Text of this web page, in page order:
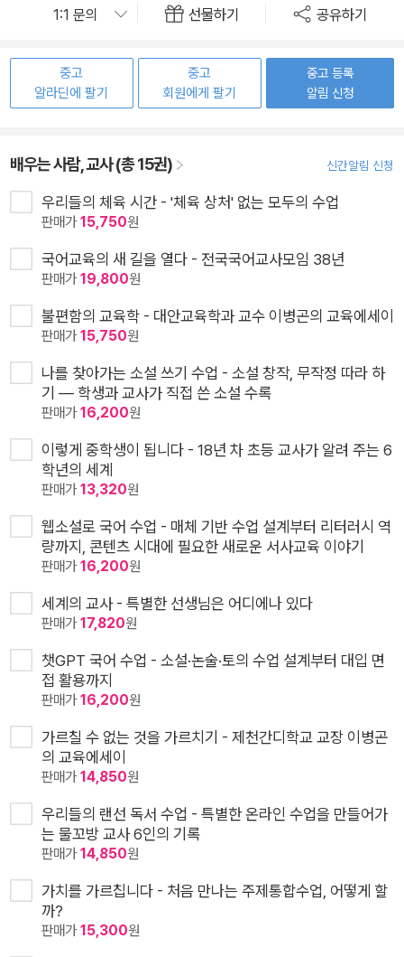
선물하기 공유하기
중고
알라딘에 팔기
중고
회원에게 팔기
중고 등록
알림 신청
배우는 사람, 교사 (총 15권) 신간알림 신청
우리들의 체육 시간 - '체육 상처' 없는 모두의 수업
판매가15,750원
국어교육의 새 길을 열다 - 전국국어교사모임 38년
판매가19,800원
불편함의 교육학 - 대안교육학과 교수 이병곤의 교육에세이
판매가15,750원
나를 찾아가는 소설 쓰기 수업 - 소설 창작, 무작정 따라 하
기 ― 학생과 교사가 직접 쓴 소설 수록
판매가16,200원
이렇게 중학생이 됩니다 - 18년 차 초등 교사가 알려 주는 6
학년의 세계
판매가13,320원
웹소설로 국어 수업 - 매체 기반 수업 설계부터 리터러시 역
량까지, 콘텐츠 시대에 필요한 새로운 서사교육 이야기
판매가16,200원
세계의 교사 - 특별한 선생님은 어디에나 있다
판매가17,820원
챗GPT 국어 수업 - 소설·논술·토의 수업 설계부터 대입 면
접 활용까지
판매가16,200원
가르칠 수 없는 것을 가르치기 - 제천간디학교 교장 이병곤
의 교육에세이
판매가14,850원
우리들의 랜선 독서 수업 - 특별한 온라인 수업을 만들어가
는 물꼬방 교사 6인의 기록
판매가14,850원
가치를 가르칩니다 - 처음 만나는 주제통합수업, 어떻게 할
까?
판매가15,300원